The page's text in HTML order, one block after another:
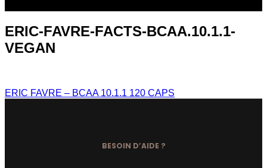
ERIC-FAVRE-FACTS-BCAA.10.1.1-
VEGAN
ERIC FAVRE – BCAA 10.1.1 120 CAPS
BESOIN D’AIDE ?